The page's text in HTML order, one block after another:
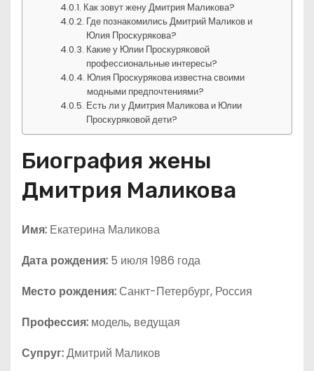
Как зовут жену Дмитрия Маликова?
Где познакомились Дмитрий Маликов и
Юлия Проскурякова?
Какие у Юлии Проскуряковой
профессиональные интересы?
Юлия Проскурякова известна своими
модными предпочтениями?
Есть ли у Дмитрия Маликова и Юлии
Проскуряковой дети?
Биография жены
Дмитрия Маликова
Имя: Екатерина Маликова
Дата рождения: 5 июля 1986 года
Место рождения:Санкт-Петербург, Россия
Профессия: модель, ведущая
Супруг:Дмитрий Маликов